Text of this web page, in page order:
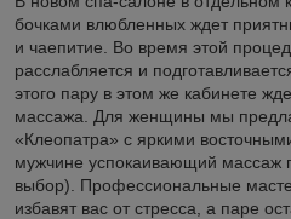
бочками влюбленных ждет
и чаепитие. Во время этой
расслабляется и
этого пару в этом же кабинете
массажа. Для женщины мы
«Клеопатра» с яркими
мужчине успокаивающий массаж
выбор). Профессиональные
избавят вас от стресса, а паре